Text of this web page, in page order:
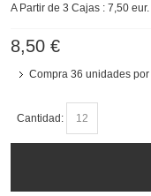
A Partir de 3 Cajas : 7,50 eur.
8,50 €
Compra 36 unidades por
Cantidad: